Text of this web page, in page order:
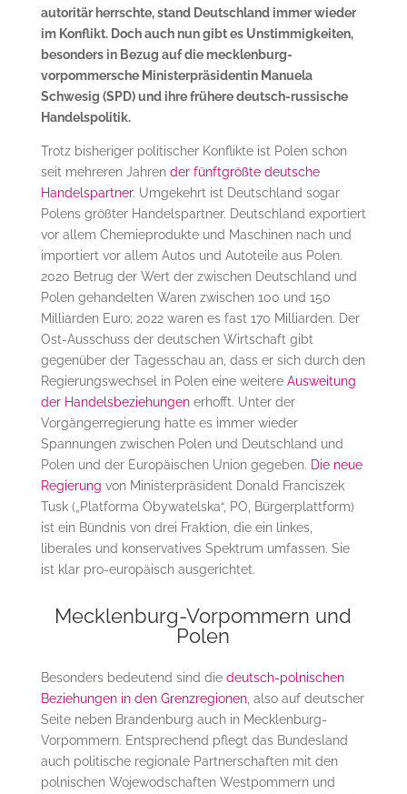
autoritär herrschte, stand Deutschland immer wieder
im Konflikt. Doch auch nun gibt es Unstimmigkeiten,
besonders in Bezug auf die mecklenburg-
vorpommersche Ministerpräsidentin Manuela
Schwesig (SPD) und ihre frühere deutsch-russische
Handelspolitik.
Trotz bisheriger politischer Konflikte ist Polen schon
seit mehreren Jahren der fünftgrößte deutsche
Handelspartner. Umgekehrt ist Deutschland sogar
Polens größter Handelspartner. Deutschland exportiert
vor allem Chemieprodukte und Maschinen nach und
importiert vor allem Autos und Autoteile aus Polen.
2020 Betrug der Wert der zwischen Deutschland und
Polen gehandelten Waren zwischen 100 und 150
Milliarden Euro; 2022 waren es fast 170 Milliarden. Der
Ost-Ausschuss der deutschen Wirtschaft gibt
gegenüber der Tagesschau an, dass er sich durch den
Regierungswechsel in Polen eine weitere Ausweitung
der Handelsbeziehungenerhofft. Unter der
Vorgängerregierung hatte es immer wieder
Spannungen zwischen Polen und Deutschland und
Polen und der Europäischen Union gegeben. Die neue
Regierung von Ministerpräsident Donald Franciszek
Tusk („Platforma Obywatelska“, PO, Bürgerplattform)
ist ein Bündnis von drei Fraktion, die ein linkes,
liberales und konservatives Spektrum umfassen. Sie
ist klar pro-europäisch ausgerichtet.
Mecklenburg-Vorpommern und
Polen
Besonders bedeutend sind die deutsch-polnischen
Beziehungen in den Grenzregionen, also auf deutscher
Seite neben Brandenburg auch in Mecklenburg-
Vorpommern. Entsprechend pflegt das Bundesland
auch politische regionale Partnerschaften mit den
polnischen Wojewodschaften Westpommern und